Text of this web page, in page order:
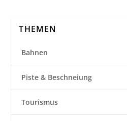
THEMEN
Bahnen
Piste & Beschneiung
Tourismus